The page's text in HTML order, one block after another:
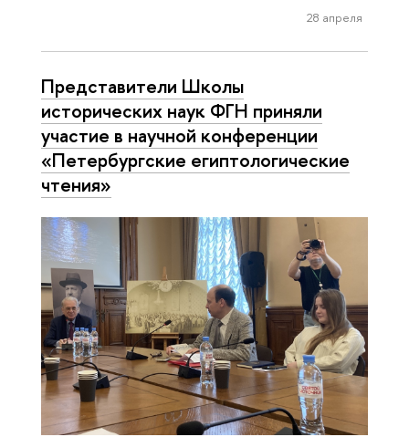
28 апреля
Представители Школы
исторических наук ФГН приняли
участие в научной конференции
«Петербургские египтологические
чтения»